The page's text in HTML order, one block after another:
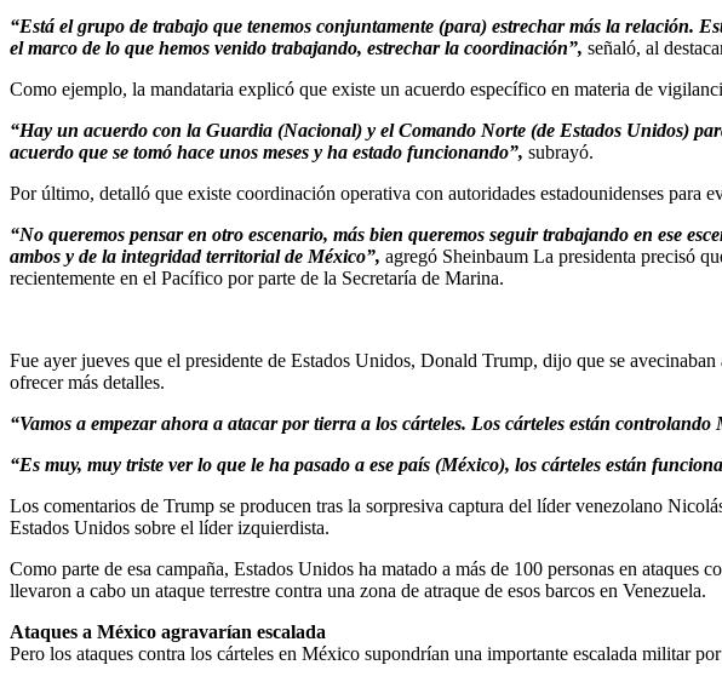
“Está el grupo de trabajo que tenemos conjuntamente (para) estrechar más la relación.
el marco de lo que hemos venido trabajando, estrechar la coordinación”, señaló, al
Como ejemplo, la mandataria explicó que existe un acuerdo específico en materia de
“Hay un acuerdo con la Guardia (Nacional) y el Comando Norte (de Estados Unidos)
acuerdo que se tomó hace unos meses y ha estado funcionando”, subrayó.
Por último, detalló que existe coordinación operativa con autoridades estadounidenses para
“No queremos pensar en otro escenario, más bien queremos seguir trabajando en ese
ambos y de la integridad territorial de México”, agregó Sheinbaum La presidenta precisó
recientemente en el Pacífico por parte de la Secretaría de Marina.
Fue ayer jueves que el presidente de Estados Unidos, Donald Trump, dijo que se
ofrecer más detalles.
“Vamos a empezar ahora a atacar por tierra a los cárteles. Los cárteles están controlando
“Es muy, muy triste ver lo que le ha pasado a ese país (México), los cárteles están
Los comentarios de Trump se producen tras la sorpresiva captura del líder venezolano
Estados Unidos sobre el líder izquierdista.
Como parte de esa campaña, Estados Unidos ha matado a más de 100 personas en
llevaron a cabo un ataque terrestre contra una zona de atraque de esos barcos en Venezuela.
Ataques a México agravarían escalada
Pero los ataques contra los cárteles en México supondrían una importante escalada militar